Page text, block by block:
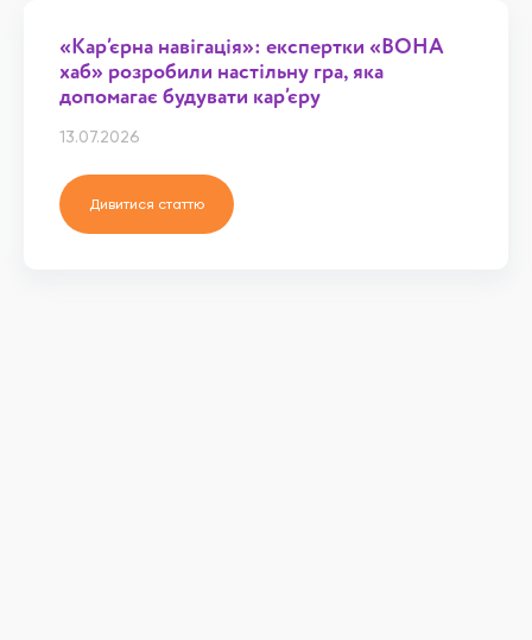
«Кар’єрна навігація»: експертки «ВОНА
хаб» розробили настільну гра, яка
допомагає будувати кар’єру
13.07.2026
Дивитися статтю